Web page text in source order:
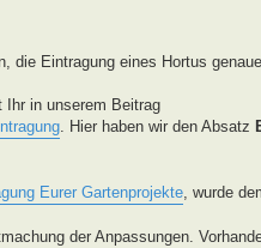
die Eintragung eines Hortus
Ihr in unserem Beitrag
. Hier haben wir den Absatz
Eurer Gartenprojekte, wurde
der Anpassungen.